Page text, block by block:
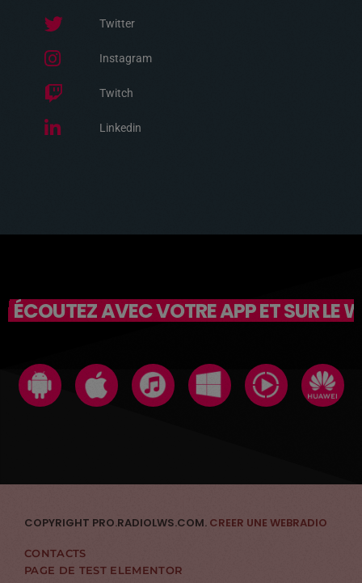
Twitter
Instagram
Twitch
Linkedin
ÉCOUTEZ AVEC VOTRE APP ET SUR LE
COPYRIGHT PRO.RADIOLWS.COM. CREER UNE WEBRADIO
CONTACTS
PAGE DE TEST ELEMENTOR